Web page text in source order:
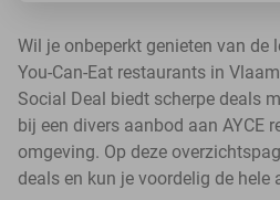
Wil je onbeperkt genieten van de
You-Can-Eat restaurants in
Social Deal biedt scherpe deals
bij een divers aanbod aan AYCE
omgeving. Op deze
deals en kun je voordelig de hele